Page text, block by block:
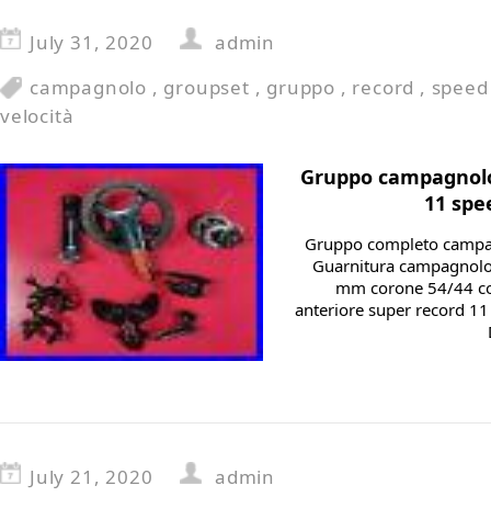
July 31, 2020
admin
campagnolo , groupset , gruppo , record , speed
velocità
Gruppo
11
Gruppo completo
Guarnitura
mm corone 54/44
anteriore super record
July 21, 2020 admin